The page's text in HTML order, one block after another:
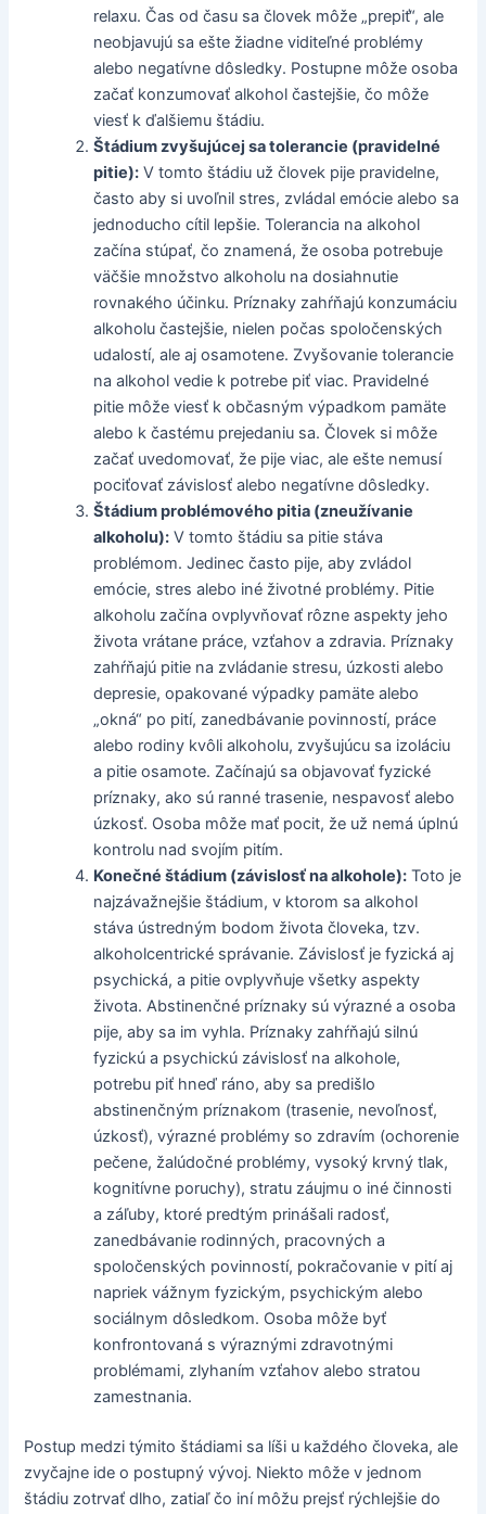
relaxu. Čas od času sa človek môže „prepiť“, ale
neobjavujú sa ešte žiadne viditeľné problémy
alebo negatívne dôsledky. Postupne môže osoba
začať konzumovať alkohol častejšie, čo môže
viesť k ďalšiemu štádiu.
Štádium zvyšujúcej sa tolerancie (pravidelné
pitie): V tomto štádiu už človek pije pravidelne,
často aby si uvoľnil stres, zvládal emócie alebo sa
jednoducho cítil lepšie. Tolerancia na alkohol
začína stúpať, čo znamená, že osoba potrebuje
väčšie množstvo alkoholu na dosiahnutie
rovnakého účinku. Príznaky zahŕňajú konzumáciu
alkoholu častejšie, nielen počas spoločenských
udalostí, ale aj osamotene. Zvyšovanie tolerancie
na alkohol vedie k potrebe piť viac. Pravidelné
pitie môže viesť k občasným výpadkom pamäte
alebo k častému prejedaniu sa. Človek si môže
začať uvedomovať, že pije viac, ale ešte nemusí
pociťovať závislosť alebo negatívne dôsledky.
Štádium problémového pitia (zneužívanie
alkoholu): V tomto štádiu sa pitie stáva
problémom. Jedinec často pije, aby zvládol
emócie, stres alebo iné životné problémy. Pitie
alkoholu začína ovplyvňovať rôzne aspekty jeho
života vrátane práce, vzťahov a zdravia. Príznaky
zahŕňajú pitie na zvládanie stresu, úzkosti alebo
depresie, opakované výpadky pamäte alebo
„okná“ po pití, zanedbávanie povinností, práce
alebo rodiny kvôli alkoholu, zvyšujúcu sa izoláciu
a pitie osamote. Začínajú sa objavovať fyzické
príznaky, ako sú ranné trasenie, nespavosť alebo
úzkosť. Osoba môže mať pocit, že už nemá úplnú
kontrolu nad svojím pitím.
Konečné štádium (závislosť na alkohole): Toto je
najzávažnejšie štádium, v ktorom sa alkohol
stáva ústredným bodom života človeka, tzv.
alkoholcentrické správanie. Závislosť je fyzická aj
psychická, a pitie ovplyvňuje všetky aspekty
života. Abstinenčné príznaky sú výrazné a osoba
pije, aby sa im vyhla. Príznaky zahŕňajú silnú
fyzickú a psychickú závislosť na alkohole,
potrebu piť hneď ráno, aby sa predišlo
abstinenčným príznakom (trasenie, nevoľnosť,
úzkosť), výrazné problémy so zdravím (ochorenie
pečene, žalúdočné problémy, vysoký krvný tlak,
kognitívne poruchy), stratu záujmu o iné činnosti
a záľuby, ktoré predtým prinášali radosť,
zanedbávanie rodinných, pracovných a
spoločenských povinností, pokračovanie v pití aj
napriek vážnym fyzickým, psychickým alebo
sociálnym dôsledkom. Osoba môže byť
konfrontovaná s výraznými zdravotnými
problémami, zlyhaním vzťahov alebo stratou
zamestnania.
Postup medzi týmito štádiami sa líši u každého človeka, ale
zvyčajne ide o postupný vývoj. Niekto môže v jednom
štádiu zotrvať dlho, zatiaľ čo iní môžu prejsť rýchlejšie do